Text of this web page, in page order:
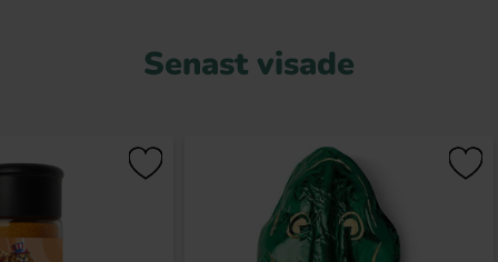
Senast visade